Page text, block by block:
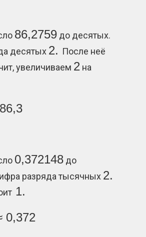
86,2759 до десятых.
десятых 2. После неё
увеличиваем 2 на
0,372148 до
разряда тысячных 2.
1.
0,372